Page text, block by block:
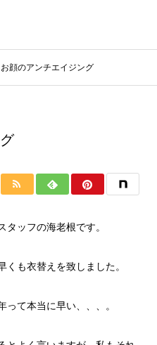
お顔のアンチエイジング
ッフの海老根です。
も衣替えを致しました。
て本当に早い、、、。